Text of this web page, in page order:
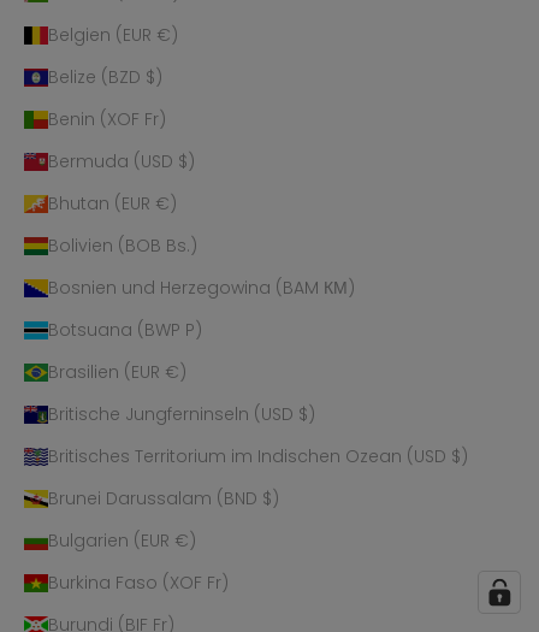
Belgien (EUR €)
Belize (BZD $)
Benin (XOF Fr)
Bermuda (USD $)
Bhutan (EUR €)
Bolivien (BOB Bs.)
Bosnien und Herzegowina (BAM КМ)
Botsuana (BWP P)
Brasilien (EUR €)
Britische Jungferninseln (USD $)
Britisches Territorium im Indischen Ozean (USD $)
Brunei Darussalam (BND $)
Bulgarien (EUR €)
Burkina Faso (XOF Fr)
Burundi (BIF Fr)